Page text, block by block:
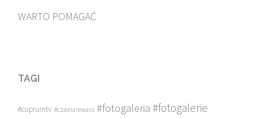
WARTO POMAGAĆ
TAGI
#cuprumtv #czasnarewanż #fotogaleria #fotogalerie